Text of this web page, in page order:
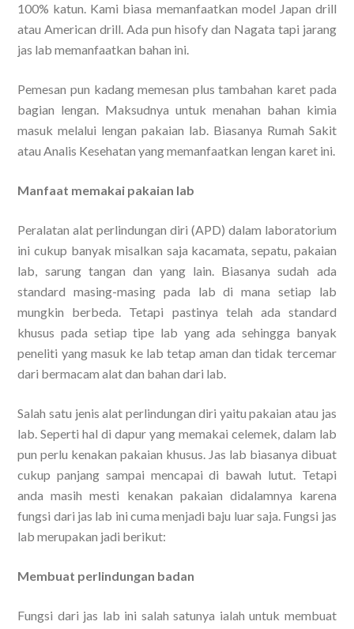
100% katun. Kami biasa memanfaatkan model Japan drill
atau American drill. Ada pun hisofy dan Nagata tapi jarang
jas lab memanfaatkan bahan ini.
Pemesan pun kadang memesan plus tambahan karet pada
bagian lengan. Maksudnya untuk menahan bahan kimia
masuk melalui lengan pakaian lab. Biasanya Rumah Sakit
atau Analis Kesehatan yang memanfaatkan lengan karet ini.
Manfaat memakai pakaian lab
Peralatan alat perlindungan diri (APD) dalam laboratorium
ini cukup banyak misalkan saja kacamata, sepatu, pakaian
lab, sarung tangan dan yang lain. Biasanya sudah ada
standard masing-masing pada lab di mana setiap lab
mungkin berbeda. Tetapi pastinya telah ada standard
khusus pada setiap tipe lab yang ada sehingga banyak
peneliti yang masuk ke lab tetap aman dan tidak tercemar
dari bermacam alat dan bahan dari lab.
Salah satu jenis alat perlindungan diri yaitu pakaian atau jas
lab. Seperti hal di dapur yang memakai celemek, dalam lab
pun perlu kenakan pakaian khusus. Jas lab biasanya dibuat
cukup panjang sampai mencapai di bawah lutut. Tetapi
anda masih mesti kenakan pakaian didalamnya karena
fungsi dari jas lab ini cuma menjadi baju luar saja. Fungsi jas
lab merupakan jadi berikut:
Membuat perlindungan badan
Fungsi dari jas lab ini salah satunya ialah untuk membuat